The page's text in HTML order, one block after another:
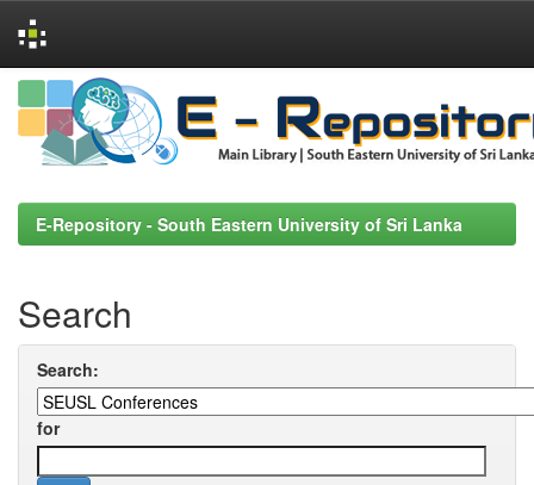
Skip
navigation
E-Repository - South Eastern University of Sri Lanka
Search
Search:
for